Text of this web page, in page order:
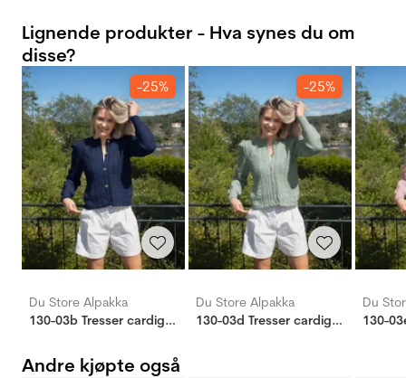
Lignende produkter - Hva synes du om
disse?
-25%
Du Store Alpakka
130-03b Tresser cardigan (Sterk)
-25%
Du Store Alpakka
130-03d Tresser cardigan (Sterk)
Du
Andre kjøpte også